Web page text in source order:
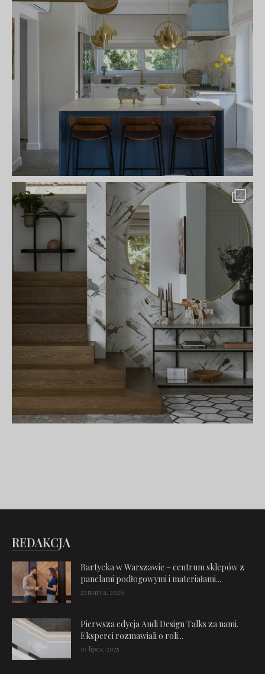
REDAKCJA
Bartycka w Warszawie – centrum sklepów z
panelami podłogowymi i materiałami...
23 marca, 2026
Pierwsza edycja Audi Design Talks za nami.
Eksperci rozmawiali o roli...
10 lipca, 2025